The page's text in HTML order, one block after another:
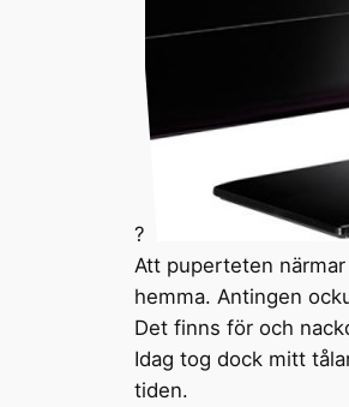
?
Att puperteten
hemma. Antingen
Det finns för och
Idag tog dock mitt
tiden.